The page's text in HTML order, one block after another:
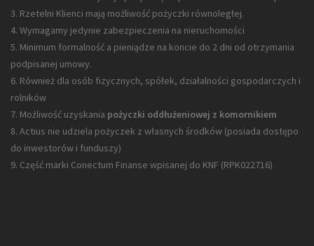
3. Rzetelni Klienci mają możliwość pożyczki równoległej.
4. Wymagamy jedynie zabezpieczenia na nieruchomości
5. Minimum formalność a pieniądze na koncie do 2 dni od otrzymania
podpisanej umowy.
6. Również dla osób fizycznych, spółek, działalności gospodarczych i
rolników
7. Możliwość uzyskania pożyczki oddłużeniowej z komornikiem
8. Actius nie udziela pożyczek z własnych środków (posiada dostępo
do inwestorów i funduszy)
9. Część marki Conectum Finanse wpisanej do KNF (RPK022716)